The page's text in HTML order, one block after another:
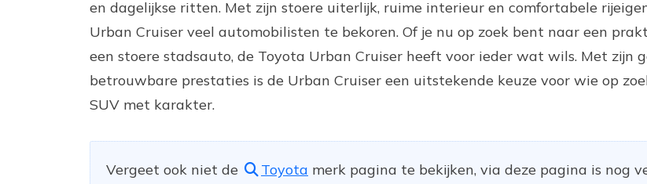
en dagelijkse ritten. Met zijn stoere uiterlijk, ruime interieur en comfortabele
Urban Cruiser veel automobilisten te bekoren. Of je nu op zoek bent naar een
een stoere stadsauto, de Toyota Urban Cruiser heeft voor ieder wat wils. Met zijn
betrouwbare prestaties is de Urban Cruiser een uitstekende keuze voor wie op
SUV met karakter.
Vergeet ook niet de Toyota merk pagina te bekijken, via deze pagina is nog